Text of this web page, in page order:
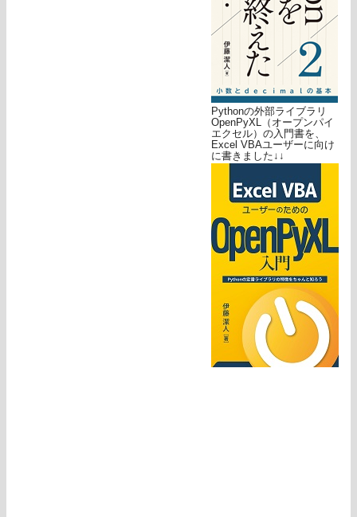
Pythonの外部ライブラリ
OpenPyXL（オープンパイ
エクセル）の入門書を、
Excel VBAユーザーに向け
に書きました↓↓